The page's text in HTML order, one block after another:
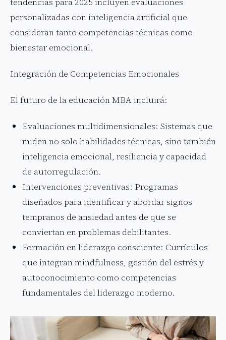
personalizadas con inteligencia artificial que
consideran tanto competencias técnicas como
bienestar emocional.
Integración de Competencias Emocionales
El futuro de la educación MBA incluirá:
Evaluaciones multidimensionales: Sistemas que
miden no solo habilidades técnicas, sino también
inteligencia emocional, resiliencia y capacidad
de autorregulación.
Intervenciones preventivas: Programas
diseñados para identificar y abordar signos
tempranos de ansiedad antes de que se
conviertan en problemas debilitantes.
Formación en liderazgo consciente: Currículos
que integran mindfulness, gestión del estrés y
autoconocimiento como competencias
fundamentales del liderazgo moderno.